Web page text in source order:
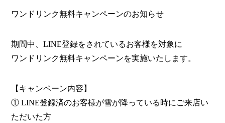
ワンドリンク無料キャンペーンのお知らせ
期間中、LINE登録をされているお客様を対象に
ワンドリンク無料キャンペーンを実施いたします。
【キャンペーン内容】
① LINE登録済のお客様が雪が降っている時にご来店い
ただいた方